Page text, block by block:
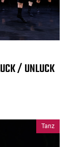
/ UNLUCK
Tanz